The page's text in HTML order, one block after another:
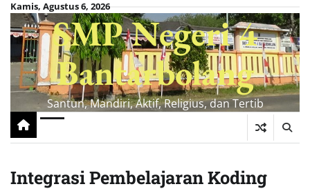
Skip
content
Kamis, Agustus 6, 2026
SMP Negeri 4
Bantarbolang
Santun, Mandiri, Aktif, Religius, dan Tertib
Integrasi Pembelajaran Koding